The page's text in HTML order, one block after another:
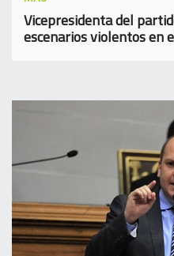
Vicepresidenta del
escenarios violentos en